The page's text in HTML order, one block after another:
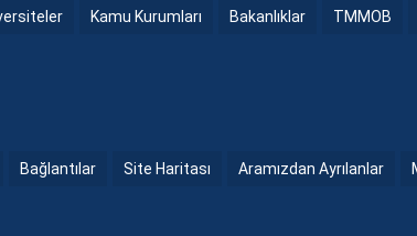
Kamu Kurumları Bakanlıklar TMMOB
Bağlantılar Site Haritası Aramızdan Ayrılanlar